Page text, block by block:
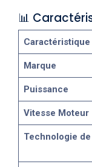
📊
Caractéristique
Marque
Puissance
Vitesse Moteur
Technologie